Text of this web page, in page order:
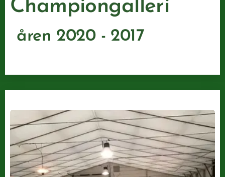
Championgalleri
åren 2020 - 2017